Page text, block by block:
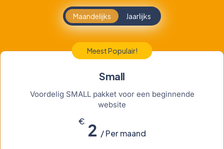
Maandelijks Jaarlijks
Meest Populair!
Small
Voordelig SMALL pakket voor een beginnende
website
€ 2 / Per maand